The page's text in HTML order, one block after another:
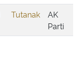
Tutanak
AK
Parti